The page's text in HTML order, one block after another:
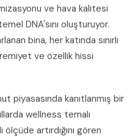
ve hava kalitesi
DNA'sını oluşturuyor.
bina, her katında sınırlı
ve özellik hissi
piyasasında kanıtlanmış bir
wellness temalı
artırdığını gören